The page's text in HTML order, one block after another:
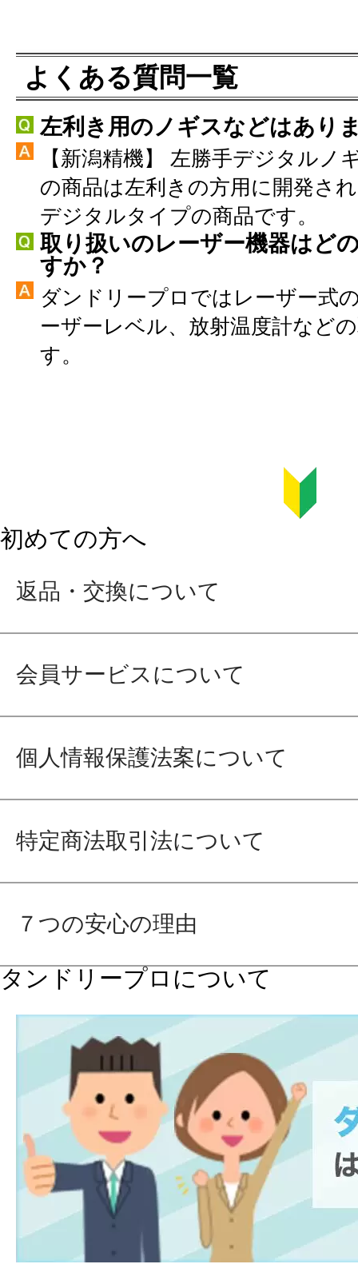
よくある質問一覧
左利き用のノギスなどはあり
【新潟精機】 左勝手デジタル
の商品は左利きの方用に開発さ
デジタルタイプの商品です。
取り扱いのレーザー機器はど
すか？
ダンドリープロではレーザー式
ーザーレベル、放射温度計など
す。
初めての方へ
返品・交換について
会員サービスについて
個人情報保護法案について
特定商法取引法について
７つの安心の理由
タンドリープロについて